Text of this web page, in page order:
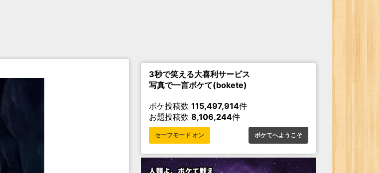
3秒で笑える大喜利サービス
写真で一言ボケて(bokete)
ボケ投稿数 115,497,914件
お題投稿数 8,106,244件
セーフモード オン ボケてへようこそ